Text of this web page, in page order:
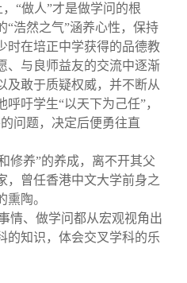
“做人”才是做学问的根
“浩然之气”涵养心性，保持
时在培正中学获得的品德教
、与良师益友的交流中逐渐
及敢于质疑权威，并不断从
吁学生“以天下为己任”，
问题，决定后便勇往直
修养”的养成，离不开其父
曾任香港中文大学前身之
陶。
情、做学问都从宏观视角出
的知识，体会交叉学科的乐